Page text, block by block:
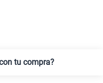
tu compra?